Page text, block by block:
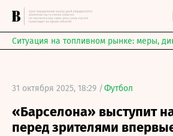
Ситуация на топливном рынке: меры,
31 октября 2025, 18:29 /Футбол
«Барселона» выступит
перед зрителями